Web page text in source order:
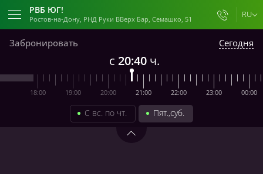
Назад
КРД, Руки ВВерх Бар , Северная, 527
Краснодар
РНД Руки ВВерх Бар, Семашко, 51
РВБ ЮГ!
Ростов-на-Дону, РНД Руки ВВерх Бар, Семашко, 51 RU
Сегодня
Забронировать
с 20:40 ч.
18:00 19:00 20:00 21:00 22:00 23:00 00:00
С вс. по чт. Пят.,суб.